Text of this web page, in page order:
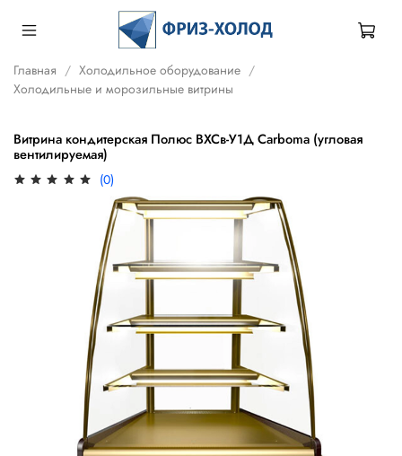
Главная
Холодильное оборудование
Холодильные и морозильные витрины
Витрина кондитерская Полюс ВХСв-У1Д Carboma (угловая
вентилируемая)
(0)